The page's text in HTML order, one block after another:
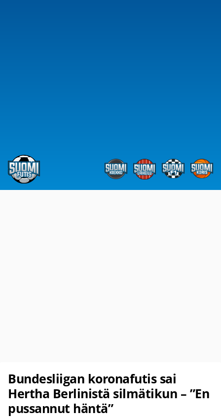
Bundesliigan koronafutis sai
Hertha Berlinistä silmätikun – ”En
pussannut häntä”